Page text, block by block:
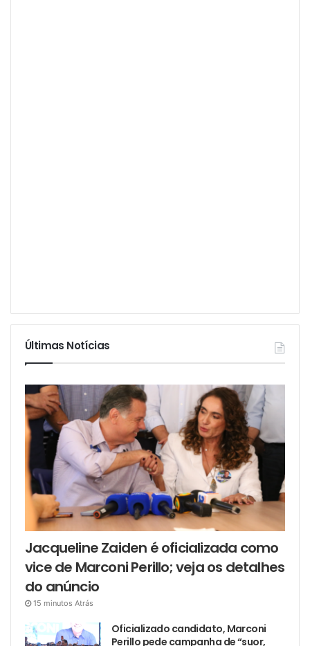
Últimas Notícias
Jacqueline Zaiden é oficializada como
vice de Marconi Perillo; veja os detalhes
do anúncio
15 minutos Atrás
Oficializado candidato, Marconi
Perillo pede campanha de “suor,